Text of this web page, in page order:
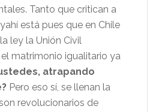
Tanto que critican a
está pues que en Chile
ley la Unión Civil
el matrimonio igualitario ya
atrapando
Pero eso sí, se llenan la
revolucionarios de